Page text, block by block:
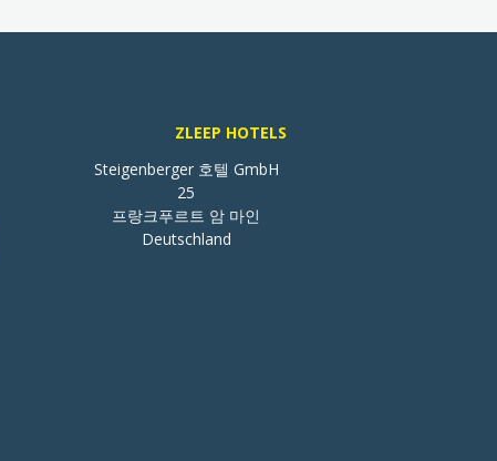
ZLEEP HOTELS
Steigenberger 호텔 GmbH
25
프랑크푸르트 암 마인
Deutschland